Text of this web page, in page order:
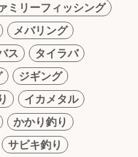
ミリーフィッシング
メバリング
ス
タイラバ
ジギング
イカメタル
かかり釣り
サビキ釣り